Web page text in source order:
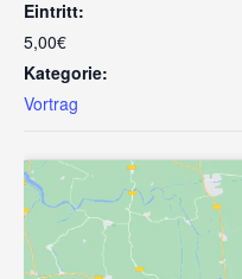
Eintritt:
5,00€
Kategorie:
Vortrag